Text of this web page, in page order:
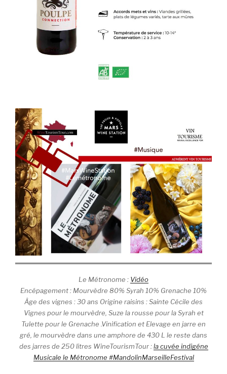
Le Métronome : Vidéo
Encépagement : Mourvèdre 80% Syrah 10% Grenache 10%
Âge des vignes : 30 ans Origine raisins : Sainte Cécile des
Vignes pour le mourvèdre, Suze la rousse pour la Syrah et
Tulette pour le Grenache .Vinification et Elevage en jarre en
gré, le mourvèdre dans une amphore de 430 L le reste dans
des jarres de 250 litres WineTourismTour :la cuvée indigéne
Musicale le Métronome #MandolinMarseilleFestival